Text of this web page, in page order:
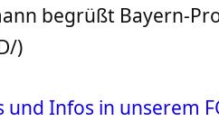
begrüßt Bayern-
)
und Infos in unserem